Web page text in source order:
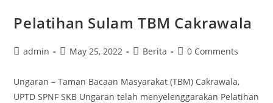
Makeup
Pelatihan Sulam TBM Cakrawala
Postadmin
PostMay 25, 2022
PostBerita
Post0 Comments
Ungaran – Taman Bacaan Masyarakat (TBM) Cakrawala,
UPTD SPNF SKB Ungaran telah menyelenggarakan Pelatihan